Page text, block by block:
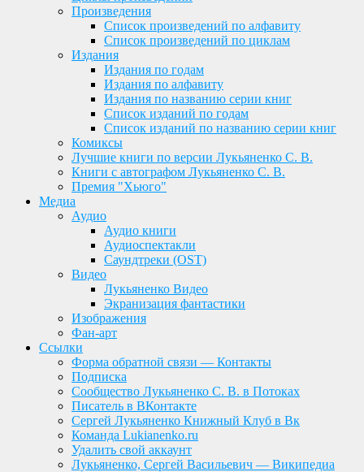
Произведения
Список произведений по алфавиту
Список произведений по циклам
Издания
Издания по годам
Издания по алфавиту
Издания по названию серии книг
Список изданий по годам
Список изданий по названию серии книг
Комиксы
Лучшие книги по версии Лукьяненко С. В.
Книги с автографом Лукьяненко С. В.
Премия "Хьюго"
Медиа
Аудио
Аудио книги
Аудиоспектакли
Саундтреки (OST)
Видео
Лукьяненко Видео
Экранизация фантастики
Изображения
Фан-арт
Ссылки
Форма обратной связи — Контакты
Подписка
Сообщество Лукьяненко С. В. в Потоках
Писатель в ВКонтакте
Сергей Лукьяненко Книжный Клуб в Вк
Команда Lukianenko.ru
Удалить свой аккаунт
Лукьяненко, Сергей Васильевич — Википедиа